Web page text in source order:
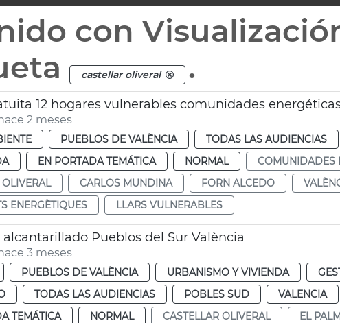
con
castellar oliveral .
12 hogares vulnerables comunidades
2 meses
PUEBLOS DE VALÈNCIA TODAS LAS AUDIENCIAS
EN PORTADA TEMÁTICA NORMAL
COMUNIDADES
CARLOS MUNDINA FORN ALCEDO
ENERGÈTIQUES
LLARS VULNERABLES
Pueblos del Sur València
3 meses
PUEBLOS DE VALÈNCIA URBANISMO Y VIVIENDA
TODAS LAS AUDIENCIAS POBLES SUD VALENCIA
TEMÁTICA
NORMAL CASTELLAR OLIVERAL
EL